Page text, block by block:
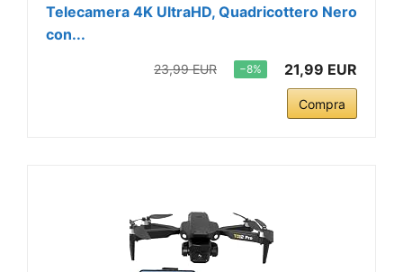
Telecamera 4K UltraHD, Quadricottero Nero
con...
23,99 EUR −8% 21,99 EUR
Compra